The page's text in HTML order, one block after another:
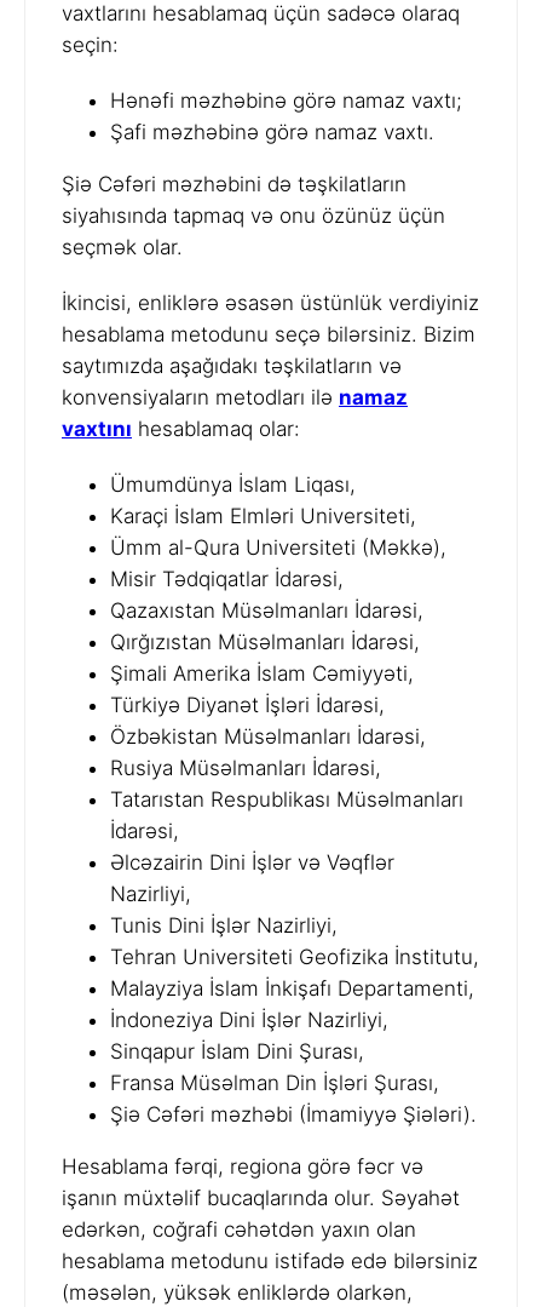
vaxtlarını hesablamaq üçün sadəcə olaraq
seçin:
Hənəfi məzhəbinə görə namaz vaxtı;
Şafi məzhəbinə görə namaz vaxtı.
Şiə Cəfəri məzhəbini də təşkilatların
siyahısında tapmaq və onu özünüz üçün
seçmək olar.
İkincisi, enliklərə əsasən üstünlük verdiyiniz
hesablama metodunu seçə bilərsiniz. Bizim
saytımızda aşağıdakı təşkilatların və
konvensiyaların metodları ilə namaz
vaxtını hesablamaq olar:
Ümumdünya İslam Liqası,
Karaçi İslam Elmləri Universiteti,
Ümm al-Qura Universiteti (Məkkə),
Misir Tədqiqatlar İdarəsi,
Qazaxıstan Müsəlmanları İdarəsi,
Qırğızıstan Müsəlmanları İdarəsi,
Şimali Amerika İslam Cəmiyyəti,
Türkiyə Diyanət İşləri İdarəsi,
Özbəkistan Müsəlmanları İdarəsi,
Rusiya Müsəlmanları İdarəsi,
Tatarıstan Respublikası Müsəlmanları
İdarəsi,
Əlcəzairin Dini İşlər və Vəqflər
Nazirliyi,
Tunis Dini İşlər Nazirliyi,
Tehran Universiteti Geofizika İnstitutu,
Malayziya İslam İnkişafı Departamenti,
İndoneziya Dini İşlər Nazirliyi,
Sinqapur İslam Dini Şurası,
Fransa Müsəlman Din İşləri Şurası,
Şiə Cəfəri məzhəbi (İmamiyyə Şiələri).
Hesablama fərqi, regiona görə fəcr və
işanın müxtəlif bucaqlarında olur. Səyahət
edərkən, coğrafi cəhətdən yaxın olan
hesablama metodunu istifadə edə bilərsiniz
(məsələn, yüksək enliklərdə olarkən,